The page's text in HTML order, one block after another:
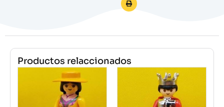
Productos relaccionados